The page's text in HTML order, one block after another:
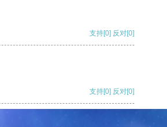
支持[0] 反对[0]
支持[0] 反对[0]